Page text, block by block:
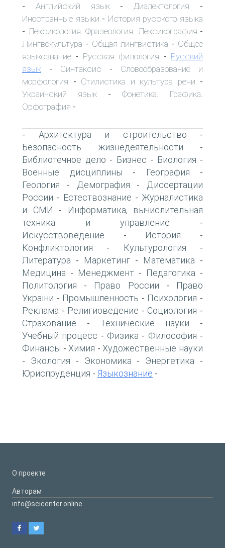
- Английский язык- Диалектология -
Иностранные языки - История русского языка
- Лексикология. Фразеология. Лексикография -
Лингвокультура - Общая лингвистика - Общее
языкознание - Русская филология - Русский
язык - Синтаксис - Словообразование и
морфология - Стилистика и культура речи -
Украинский язык - Фонетика. Графика.
Орфография -
- Архитектура и строительство -
Безопасность жизнедеятельности -
Библиотечное дело - Бизнес - Биология -
Военные дисциплины - География -
Геология - Демография -
Диссертации
России - Естествознание - Журналистика
и СМИ -
Информатика, вычислительная
техника и управление -
Искусствоведение - История -
Конфликтология - Культурология -
Литература - Маркетинг - Математика -
Медицина - Менеджмент - Педагогика -
Политология - Право России -
Право
України - Промышленность - Психология -
Реклама - Религиоведение - Социология -
Страхование - Технические науки -
Учебный процесс - Физика - Философия -
Финансы - Химия - Художественные науки
- Экология - Экономика - Энергетика -
Юриспруденция - Языкознание -
О проекте
Авторам
info@scicenter.online